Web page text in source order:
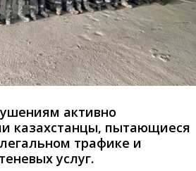
активно
казахстанцы, пытающиеся
трафике и
услуг.